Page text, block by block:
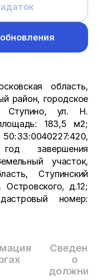
Сведения
о
область,
район, городское
Ступино, ул. Н.
183,5 м2;
завершения
участок,
Ступинский
д.12;
номер: